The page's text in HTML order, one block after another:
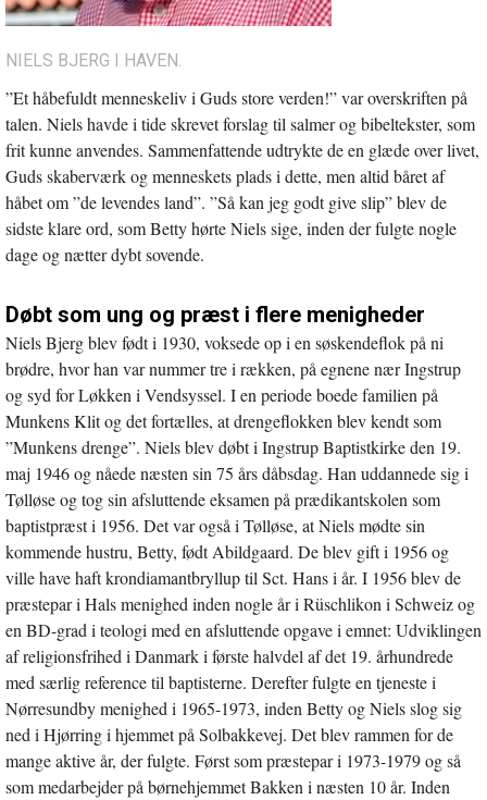
NIELS BJERG I HAVEN.
”Et håbefuldt menneskeliv i Guds store verden!” var overskriften på
talen. Niels havde i tide skrevet forslag til salmer og bibeltekster, som
frit kunne anvendes. Sammenfattende udtrykte de en glæde over livet,
Guds skaberværk og menneskets plads i dette, men altid båret af
håbet om ”de levendes land”. ”Så kan jeg godt give slip” blev de
sidste klare ord, som Betty hørte Niels sige, inden der fulgte nogle
dage og nætter dybt sovende.
Døbt som ung og præst i flere menigheder
Niels Bjerg blev født i 1930, voksede op i en søskendeflok på ni
brødre, hvor han var nummer tre i rækken, på egnene nær Ingstrup
og syd for Løkken i Vendsyssel. I en periode boede familien på
Munkens Klit og det fortælles, at drengeflokken blev kendt som
”Munkens drenge”. Niels blev døbt i Ingstrup Baptistkirke den 19.
maj 1946 og nåede næsten sin 75 års dåbsdag. Han uddannede sig i
Tølløse og tog sin afsluttende eksamen på prædikantskolen som
baptistpræst i 1956. Det var også i Tølløse, at Niels mødte sin
kommende hustru, Betty, født Abildgaard. De blev gift i 1956 og
ville have haft krondiamantbryllup til Sct. Hans i år. I 1956 blev de
præstepar i Hals menighed inden nogle år i Rüschlikon i Schweiz og
en BD-grad i teologi med en afsluttende opgave i emnet: Udviklingen
af religionsfrihed i Danmark i første halvdel af det 19. århundrede
med særlig reference til baptisterne. Derefter fulgte en tjeneste i
Nørresundby menighed i 1965-1973, inden Betty og Niels slog sig
ned i Hjørring i hjemmet på Solbakkevej. Det blev rammen for de
mange aktive år, der fulgte. Først som præstepar i 1973-1979 og så
som medarbejder på børnehjemmet Bakken i næsten 10 år. Inden